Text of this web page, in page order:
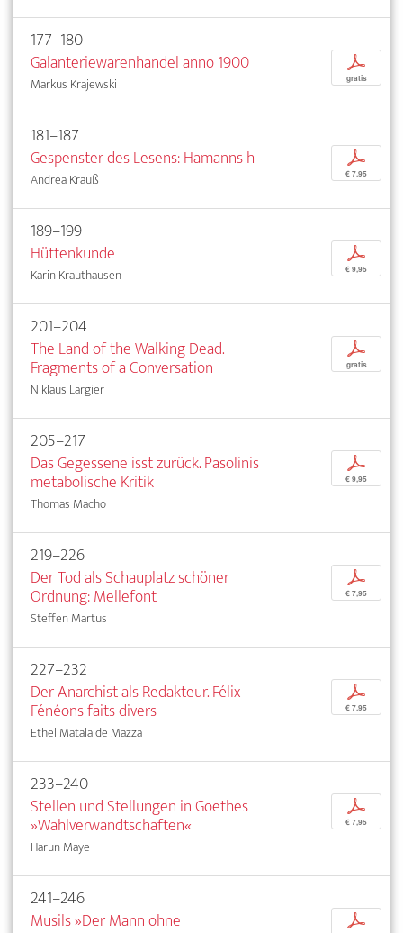
177–180
Galanteriewarenhandel anno 1900
Markus Krajewski
p
gratis
181–187
Gespenster des Lesens: Hamanns h
Andrea Krauß
p
€ 7,95
189–199
Hüttenkunde
Karin Krauthausen
p
€ 9,95
201–204
The Land of the Walking Dead.
Fragments of a Conversation
Niklaus Largier
p
gratis
205–217
Das Gegessene isst zurück. Pasolinis
metabolische Kritik
Thomas Macho
p
€ 9,95
219–226
Der Tod als Schauplatz schöner
Ordnung: Mellefont
Steffen Martus
p
€ 7,95
227–232
Der Anarchist als Redakteur. Félix
Fénéons faits divers
Ethel Matala de Mazza
p
€ 7,95
233–240
Stellen und Stellungen in Goethes
»Wahlverwandtschaften«
Harun Maye
p
€ 7,95
241–246
Musils »Der Mann ohne
p